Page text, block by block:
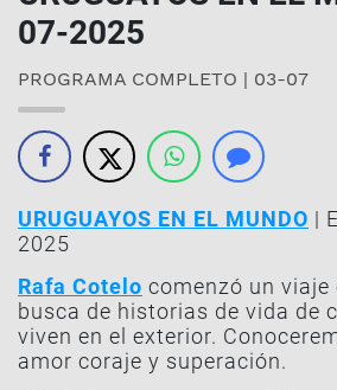
07-2025
PROGRAMA COMPLETO | 03-07
URUGUAYOS EN EL MUNDO |
2025
Rafa Cotelo comenzó un viaje
busca de historias de vida de
viven en el exterior.
amor coraje y superación.